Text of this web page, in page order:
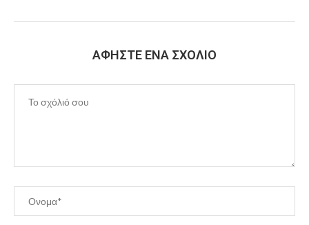
ΑΦΉΣΤΕ ΈΝΑ ΣΧΌΛΙΟ